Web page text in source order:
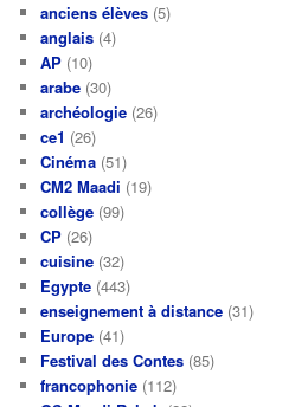
anciens élèves (5)
anglais (4)
AP (10)
arabe (30)
archéologie (26)
ce1 (26)
Cinéma (51)
CM2 Maadi (19)
collège (99)
CP (26)
cuisine (32)
Egypte (443)
enseignement à distance (31)
Europe (41)
Festival des Contes (85)
francophonie (112)